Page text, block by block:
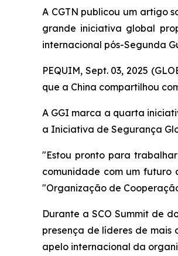
A CGTN publicou um artigo
grande iniciativa global
internacional pós-Segunda
PEQUIM, Sept. 03, 2025
que a China compartilhou
A GGI marca a quarta
a Iniciativa de Segurança
"Estou pronto para
comunidade com um futuro
"Organização de
Durante a SCO Summit de
presença de líderes de mais
apelo internacional da